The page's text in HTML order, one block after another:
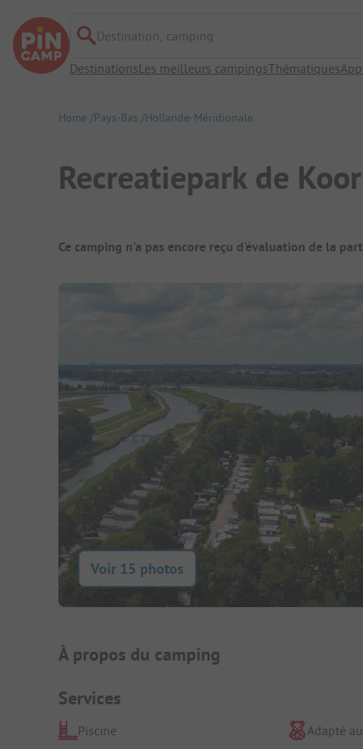
Destination, camping
DestinationsLes meilleurs campingsThématiquesApp
Home Pays-Bas Hollande-Méridionale
Recreatiepark de
Aperçu du camping
Ce camping n'a pas encore reçu d'évaluation de la
Voir 15 photos
Présentation du camping
À propos du camping
Services
Piscine
Adapté